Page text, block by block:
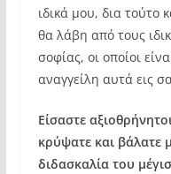
ιδικά μου, δια τούτο
θα λάβη από τους
σοφίας, οι οποίοι
αναγγείλη αυτά εις
Είσαστε
κρύψατε και βάλατε
διδασκαλία του